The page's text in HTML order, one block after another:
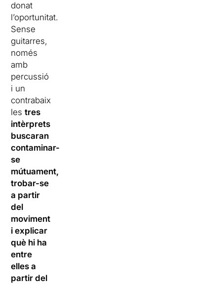
donat
l’oportunitat.
Sense
guitarres,
només
amb
percussió
i un
contrabaix
lestres
intèrprets
buscaran
contaminar-
se
mútuament,
trobar-se
a partir
del
moviment
i explicar
què hi ha
entre
elles a
partir del